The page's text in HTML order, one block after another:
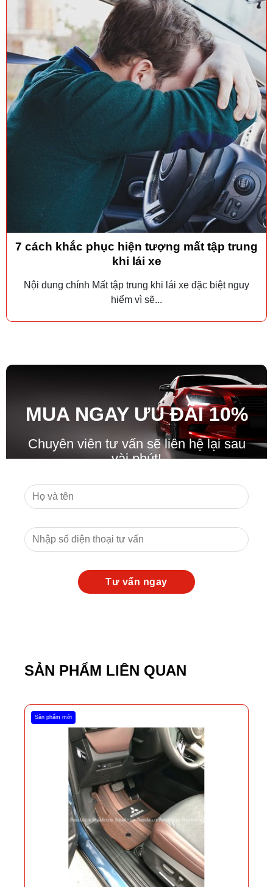
7 cách khắc phục hiện tượng mất tập trung
khi lái xe
Nội dung chính Mất tập trung khi lái xe đặc biệt nguy
hiểm vì sẽ...
MUA NGAY ƯU ĐÃI10%
Chuyên viên tư vấn sẽ liên hệ lại sau
vài phút!
SẢN PHẨM LIÊN QUAN
Sản phẩm mới